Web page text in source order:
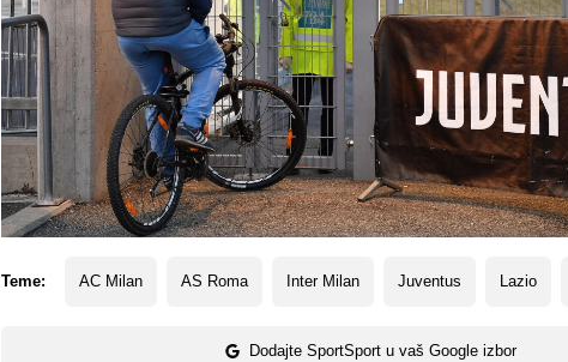
Teme: AC Milan AS Roma Inter Milan Juventus Lazio
Dodajte SportSport u vaš Google izbor